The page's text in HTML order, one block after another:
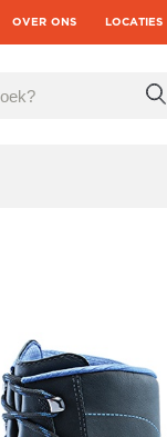
OVER ONS LOCATIES